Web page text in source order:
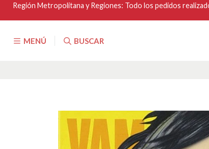
MENÚ BUSCAR
Región Metropolitana y Regiones: Todo los pedidos